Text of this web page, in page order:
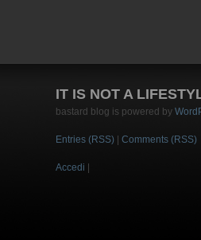
IT IS NOT A
bastard blog is powered by
Entries (RSS) Comments (RSS)
Accedi